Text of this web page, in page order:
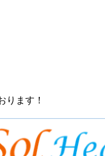
ります！